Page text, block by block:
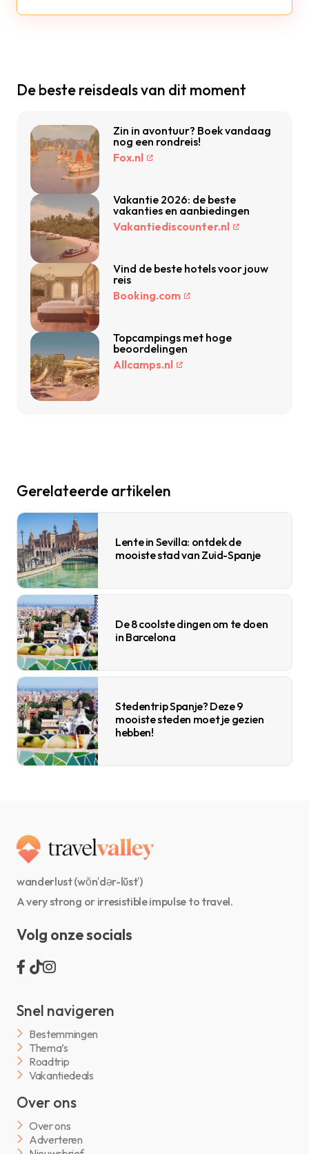
De beste reisdeals van dit moment
Zin in avontuur? Boek vandaag
nog een rondreis!
Fox.nl
Vakantie 2026: de beste
vakanties en aanbiedingen
Vakantiediscounter.nl
Vind de beste hotels voor jouw
reis
Booking.com
Topcampings met hoge
beoordelingen
Allcamps.nl
Gerelateerde artikelen
Lente in Sevilla: ontdek de
mooiste stad van Zuid-Spanje
De 8 coolste dingen om te doen
in Barcelona
Stedentrip Spanje? Deze 9
mooiste steden moet je gezien
hebben!
wanderlust (wŏn′dər-lŭst′)
A very strong or irresistible impulse to travel.
Volg onze socials
Snel navigeren
Bestemmingen
Thema’s
Roadtrip
Vakantiedeals
Over ons
Over ons
Adverteren